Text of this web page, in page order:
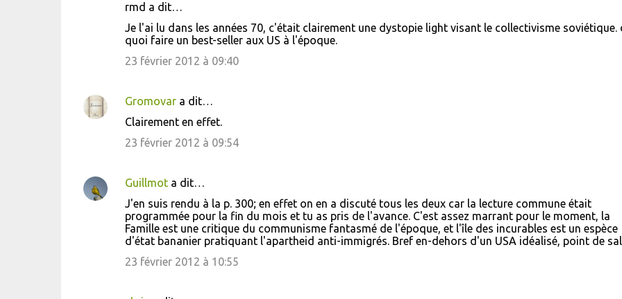
rmd a dit…
Je l'ai lu dans les années 70, c'était clairement une dystopie light visant le collectivisme soviétique.
quoi faire un best-seller aux US à l'époque.
23 février 2012 à 09:40
Gromovara dit…
Clairement en effet.
23 février 2012 à 09:54
Guillmota dit…
J'en suis rendu à la p. 300; en effet on en a discuté tous les deux car la lecture commune était
programmée pour la fin du mois et tu as pris de l'avance. C'est assez marrant pour le moment, la
Famille est une critique du communisme fantasmé de l'époque, et l'île des incurables est un espèce
d'état bananier pratiquant l'apartheid anti-immigrés. Bref en-dehors d'un USA idéalisé, point de
23 février 2012 à 10:55